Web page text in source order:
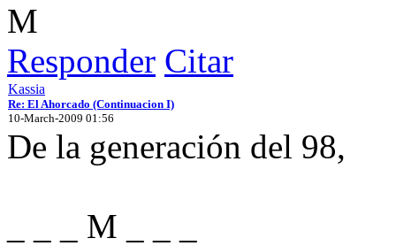
M
Responder Citar
Kassia
Re: El Ahorcado (Continuacion I)
10-March-2009 01:56
De la generación del 98,
_ _ _ M _ _ _